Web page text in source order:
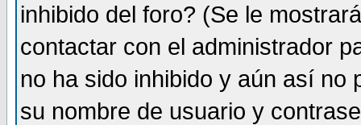
inhibido del foro? (Se le
contactar con el administrador
no ha sido inhibido y aún así
su nombre de usuario y